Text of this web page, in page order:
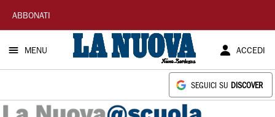
La
Nuova
Sardegna
ABBONATI
MENU ACCEDI
SEGUICI SU DISCOVER